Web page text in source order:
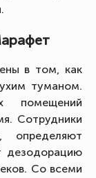
в том, как
туманом.
помещений
Сотрудники
определяют
дезодорацию
Со всеми